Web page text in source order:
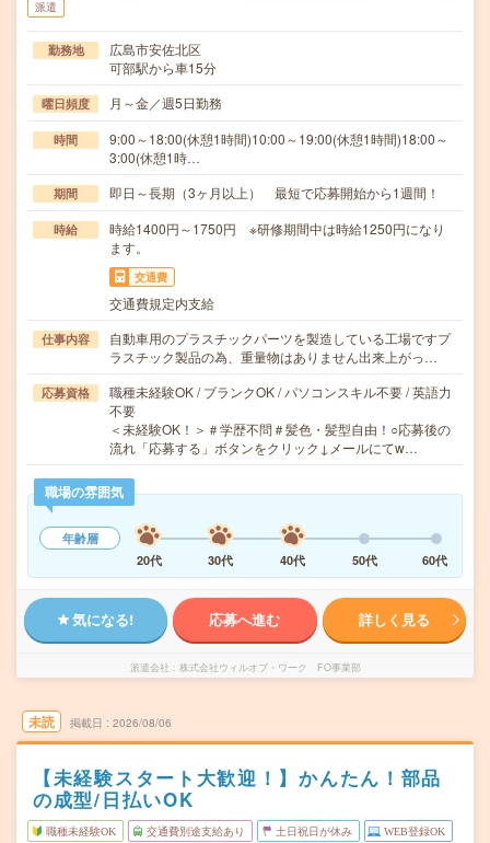
派遣
勤務地
広島市安佐北区
可部駅から車15分
曜日頻度 月～金／週5日勤務
時間
9:00～18:00(休憩1時間)10:00～19:00(休憩1時間)18:00～
3:00(休憩1時…
期間 即日～長期（3ヶ月以上） 最短で応募開始から1週間！
時給
時給1400円～1750円 ※研修期間中は時給1250円になり
ます。
交通費
交通費規定内支給
仕事内容
自動車用のプラスチックパーツを製造している工場ですプ
ラスチック製品の為、重量物はありません出来上がっ…
応募資格
職種未経験OK / ブランクOK / パソコンスキル不要 / 英語力
不要
＜未経験OK！＞＃学歴不問＃髪色・髪型自由！○応募後の
流れ「応募する」ボタンをクリック↓メールにてw…
職場の雰囲気
年齢層
20代
30代 40代 50代 60代
気になる! 応募へ進む 詳しく見る
派遣会社 株式会社ウィルオブ・ワーク FO事業部
未読 掲載日 2026/08/06
【未経験スタート大歓迎！】かんたん！部品
の成型/日払いOK
職種未経験OK 交通費別途支給あり 土日祝日が休み WEB登録OK